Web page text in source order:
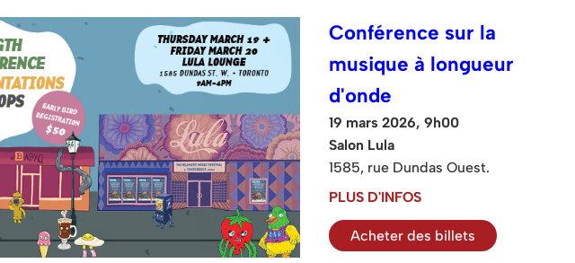
Conférence sur la
musique à longueur
d'onde
19 mars 2026, 9h00
Salon Lula
1585, rue Dundas Ouest.
PLUS D'INFOS
Acheter des billets